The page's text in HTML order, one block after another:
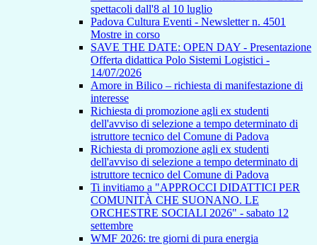
spettacoli dall'8 al 10 luglio
Padova Cultura Eventi - Newsletter n. 4501
Mostre in corso
SAVE THE DATE: OPEN DAY - Presentazione
Offerta didattica Polo Sistemi Logistici -
14/07/2026
Amore in Bilico – richiesta di manifestazione di
interesse
Richiesta di promozione agli ex studenti
dell'avviso di selezione a tempo determinato di
istruttore tecnico del Comune di Padova
Richiesta di promozione agli ex studenti
dell'avviso di selezione a tempo determinato di
istruttore tecnico del Comune di Padova
Ti invitiamo a "APPROCCI DIDATTICI PER
COMUNITÀ CHE SUONANO. LE
ORCHESTRE SOCIALI 2026" - sabato 12
settembre
WMF 2026: tre giorni di pura energia